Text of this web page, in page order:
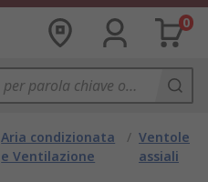
0
Aria condizionata
e Ventilazione
/ Ventole
assiali